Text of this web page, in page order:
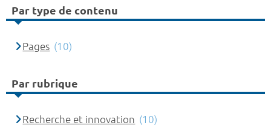
Par type de contenu
Pages (10)
Par rubrique
Recherche et innovation (10)